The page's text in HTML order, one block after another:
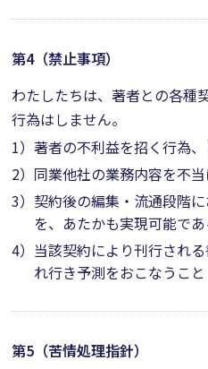
第4（禁止事項）
わたしたちは、著者との各種
行為はしません。
1） 著者の不利益を招く行為
2） 同業他社の業務内容を不
3） 契約後の編集・流通段階
を、あたかも実現可能で
4） 当該契約により刊行され
れ行き予測をおこなうこと
第5（苦情処理指針）